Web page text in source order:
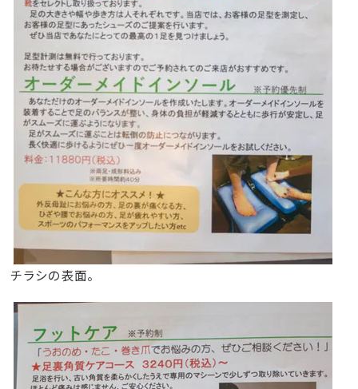
チラシの表面。